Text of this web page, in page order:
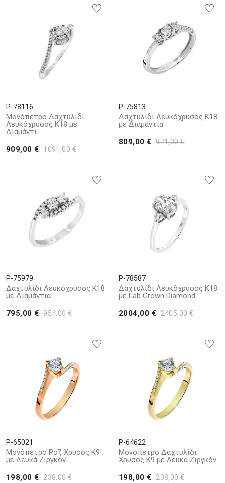
όσους αναζητούν μια άριστη ισορροπία μεταξύ μοντέρνου και
να ξεχωρίζουν.
P-78116
Μονόπετρο Δαχτυλίδι
Λευκόχρυσος Κ18 με
Διαμάντι
909,00 € 1091,00 €
P-75813
Δαχτυλίδι Λευκόχρυσος Κ18
με Διαμάντια
809,00 € 971,00 €
P-75979
Δαχτυλίδι Λευκόχρυσος Κ18
με Διαμάντια
795,00 € 954,00 €
P-78587
Δαχτυλίδι Λευκόχρυσος Κ18
με Lab Grown Diamond
2004,00 € 2405,00 €
P-65021
Μονόπετρο Ροζ Χρυσός Κ9
με Λευκά Ζιργκόν
198,00 € 238,00 €
P-64622
Μονόπετρο Δαχτυλίδι
Χρυσός Κ9 με Λευκά Ζιργκόν
198,00 € 238,00 €